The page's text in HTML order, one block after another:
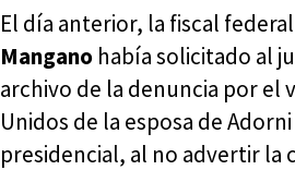
El día anterior, la fiscal federal
Mangano había solicitado al
archivo de la denuncia por el
Unidos de la esposa de
presidencial, al no advertir la